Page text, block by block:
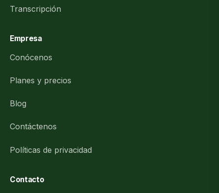
Transcripción
Empresa
Conócenos
Planes y precios
Blog
Contáctenos
Políticas de privacidad
Contacto